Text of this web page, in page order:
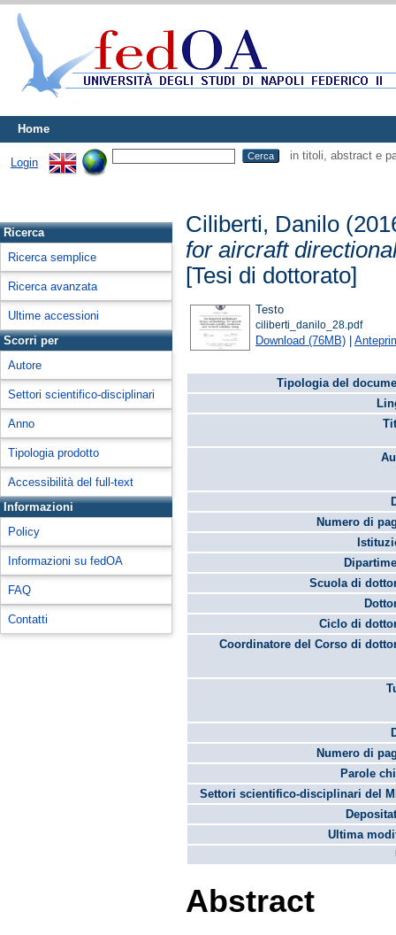
Home
Login
in titoli, abstract e
Ricerca
Ricerca semplice
Ricerca avanzata
Ultime accessioni
Scorri per
Autore
Settori scientifico-disciplinari
Anno
Tipologia prodotto
Accessibilità del full-text
Informazioni
Policy
Informazioni su fedOA
FAQ
Contatti
Ciliberti, Danilo
for aircraft
[Tesi di dottorato]
Testo
ciliberti_danilo_28.pdf
Download (76MB) |
Tipologia del
Numero di
Scuola di
Ciclo di
Coordinatore del Corso di
Numero di
Parole
Settori scientifico-disciplinari del
Ultima
Abstract